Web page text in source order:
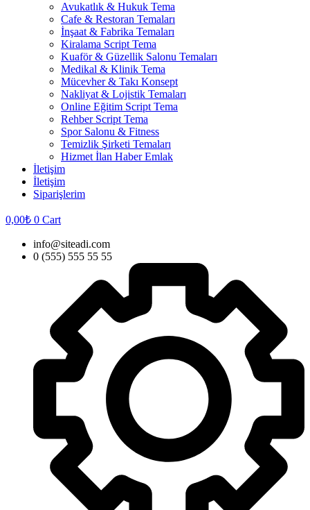
Avukatlık & Hukuk Tema
Cafe & Restoran Temaları
İnşaat & Fabrika Temaları
Kiralama Script Tema
Kuaför & Güzellik Salonu Temaları
Medikal & Klinik Tema
Mücevher & Takı Konsept
Nakliyat & Lojistik Temaları
Online Eğitim Script Tema
Rehber Script Tema
Spor Salonu & Fitness
Temizlik Şirketi Temaları
Hizmet İlan Haber Emlak
İletişim
İletişim
Siparişlerim
0,00₺ 0 Cart
info@siteadi.com
0 (555) 555 55 55